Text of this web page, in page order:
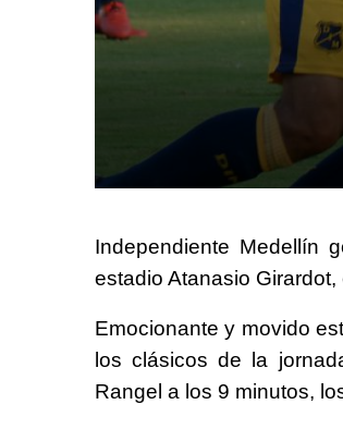
Independiente Medellín
estadio Atanasio
Emocionante y movido
los clásicos de la
Rangel a los 9 minutos,